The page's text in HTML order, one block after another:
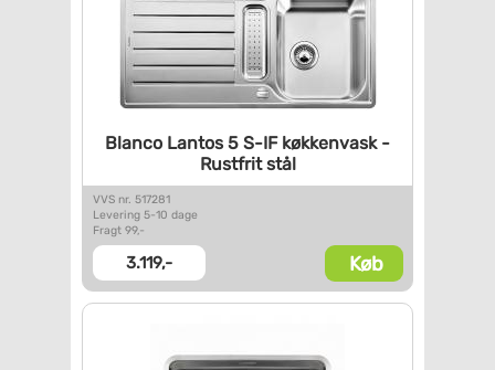
Blanco Lantos 5 S-IFkøkkenvask -
Rustfrit stål
VVS nr. 517281
Levering 5-10 dage
Fragt 99,-
3.119,- Køb